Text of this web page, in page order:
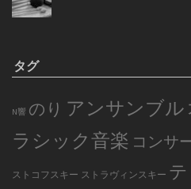
タグ
N響 のり アンサンブル
ラシック音楽 コンサ
ストコフスキー ストラヴィンスキー